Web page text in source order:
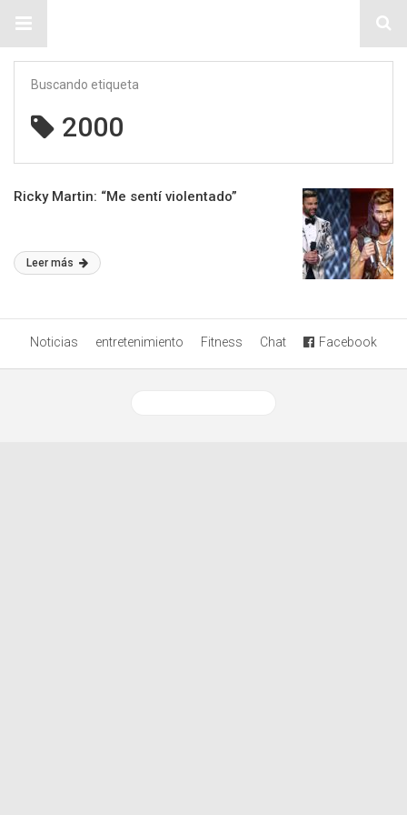
Buscando etiqueta
2000
Ricky Martin: “Me sentí violentado”
Leer más
Noticias entretenimiento Fitness Chat Facebook